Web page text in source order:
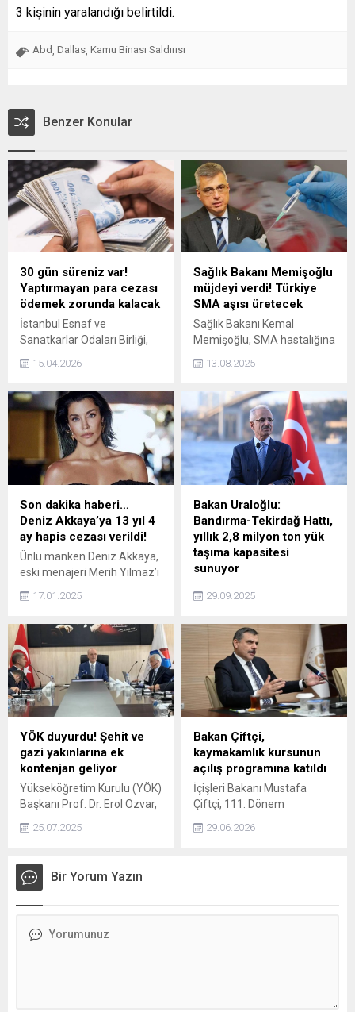
3 kişinin yaralandığı belirtildi.
Abd Dallas Kamu Binası Saldırısı
Benzer Konular
30 gün süreniz var!
Yaptırmayan para cezası
ödemek zorunda kalacak
İstanbul Esnaf ve
Sanatkarlar Odaları Birliği,
sicil kaydı zorunluluğunu
düzenlemeye göre, 30 gün
içinde kayıt işlemlerini
tamamlamayan
motokuryeler hem para
cezası hem de iş yerlerinin
kapatılması gibi
yaptırımlarla karşı karşıya
kalacak.
15.04.2026
Sağlık Bakanı Memişoğlu
müjdeyi verdi! Türkiye
SMA aşısı üretecek
Sağlık Bakanı Kemal
Memişoğlu, SMA hastalığına
çalışmalara başlandığını
ilacını biz üreteceğiz” dedi.
13.08.2025
Son dakika haberi…
Deniz Akkaya’ya 13 yıl 4
ay hapis cezası verildi!
Ünlü manken Deniz Akkaya,
eski menajeri Merih Yılmaz’ı
koyduğu gerekçesiyle 5
hapis cezasına çarptırıldı.
17.01.2025
Bakan Uraloğlu:
Bandırma-Tekirdağ Hattı,
yıllık 2,8 milyon ton yük
taşıma kapasitesi
sunuyor
Abdulkadir Uraloğlu, 9
Bandırma-Tekirdağ Tren
Feribot Hattı ile 9 kat daha
fazla yük taşıma imkanı
sağladıklarını ve yeni hattın
yıllık 2,8 milyon ton yük
taşıma kapasitesi
sunduğunu duyurdu.
29.09.2025
YÖK duyurdu! Şehit ve
gazi yakınlarına ek
kontenjan geliyor
Yükseköğretim Kurulu (YÖK)
Başkanı Prof. Dr. Erol Özvar,
Üniversitesini ziyaret etti.
yakınlarına yönelik, yüksek
lisans ve doktora
duyurdu.
25.07.2025
Bakan Çiftçi,
kaymakamlık kursunun
açılış programına katıldı
İçişleri Bakanı Mustafa
Çiftçi, 111. Dönem
açılış programına katıldı.
29.06.2026
Bir Yorum Yazın